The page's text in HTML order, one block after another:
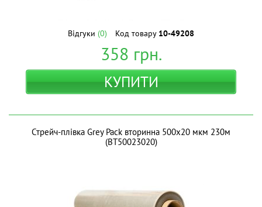
Відгуки (0) Код товару 10-49208
358 грн.
КУПИТИ
Стрейч-плівка Grey Pack вторинна 500х20 мкм 230м
(BT50023020)